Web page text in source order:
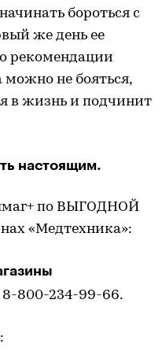
бороться с
же день ее
рекомендации
можно не бояться,
в жизнь и подчинит
настоящим.
по ВЫГОДНОЙ
«Медтехника»:
8-800-234-99-66.
: